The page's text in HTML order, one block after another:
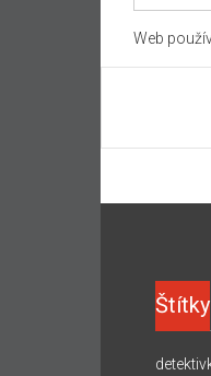
Web
Štítky